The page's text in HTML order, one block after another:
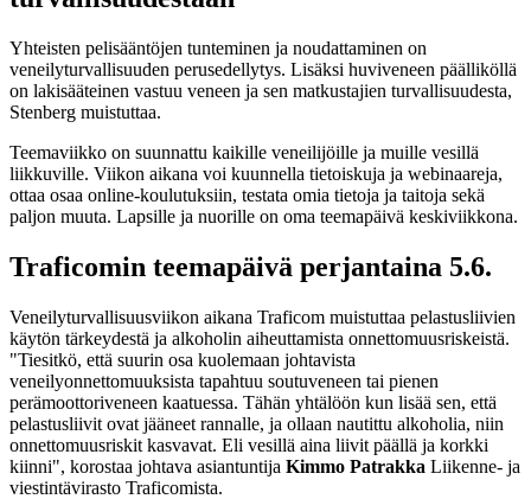
Yhteisten pelisääntöjen tunteminen ja noudattaminen on
veneilyturvallisuuden perusedellytys. Lisäksi huviveneen päälliköllä
on lakisääteinen vastuu veneen ja sen matkustajien turvallisuudesta,
Stenberg muistuttaa.
Teemaviikko on suunnattu kaikille veneilijöille ja muille vesillä
liikkuville. Viikon aikana voi kuunnella tietoiskuja ja webinaareja,
ottaa osaa online-koulutuksiin, testata omia tietoja ja taitoja sekä
paljon muuta. Lapsille ja nuorille on oma teemapäivä keskiviikkona.
Traficomin teemapäivä perjantaina 5.6.
Veneilyturvallisuusviikon aikana Traficom muistuttaa pelastusliivien
käytön tärkeydestä ja alkoholin aiheuttamista onnettomuusriskeistä.
"Tiesitkö, että suurin osa kuolemaan johtavista
veneilyonnettomuuksista tapahtuu soutuveneen tai pienen
perämoottoriveneen kaatuessa. Tähän yhtälöön kun lisää sen, että
pelastusliivit ovat jääneet rannalle, ja ollaan nautittu alkoholia, niin
onnettomuusriskit kasvavat. Eli vesillä aina liivit päällä ja korkki
kiinni", korostaa johtava asiantuntija Kimmo Patrakka Liikenne- ja
viestintävirasto Traficomista.